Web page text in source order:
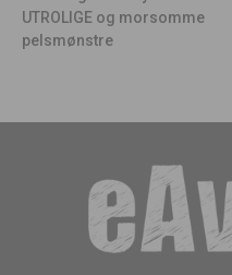
UTROLIGE og morsomme
pelsmønstre